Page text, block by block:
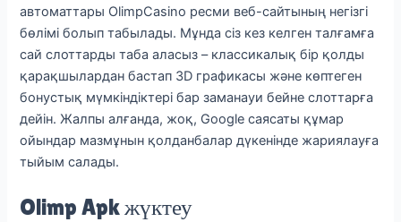
автоматтары OlimpCasino ресми веб-сайтының негізгі
бөлімі болып табылады. Мұнда сіз кез келген талғамға
сай слоттарды таба аласыз – классикалық бір қолды
қарақшылардан бастап 3D графикасы және көптеген
бонустық мүмкіндіктері бар заманауи бейне слоттарға
дейін. Жалпы алғанда, жоқ, Google саясаты құмар
ойындар мазмұнын қолданбалар дүкенінде жариялауға
тыйым салады.
Olimp Apk жүктеу